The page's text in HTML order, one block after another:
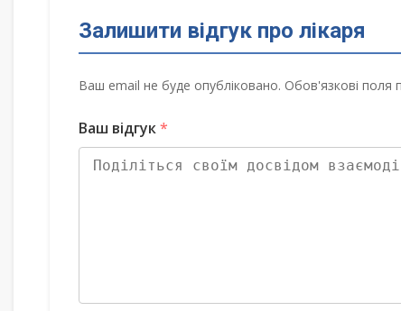
Залишити відгук про лікаря
Ваш email не буде опубліковано. Обов'язкові поля
Ваш відгук*